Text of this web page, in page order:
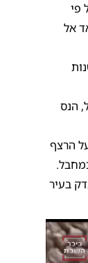
פי
אל
הנס
הרצף
בעיר